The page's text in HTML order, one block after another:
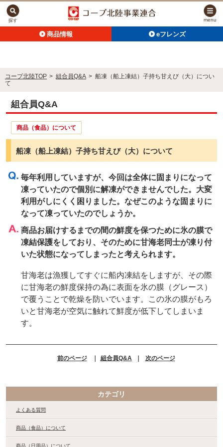
商品情報 eフレンズ
探す menu
コープ北陸TOP > 組合員Q&A > 船凍（船上凍結）子持ち甘えび（大）につい
て
組合員Q&A
商品（食品）について
船凍（船上凍結）子持ち甘えび（大）について
毎年利用していますが、今回は全体に固まりになって
凍っていたので個別に解凍ができませんでした。大変
利用がしにくく困りました。なぜこのような固まりに
なって凍っていたのでしょうか。
商品お届けするまでの間の鮮度を保つために氷の膜で
凍結保護をしており、そのために甘海老同士が凍り付
いた状態になってしまったと考えられます。
甘海老は漁獲してすぐに船内凍結をしますが、その際
に甘海老の鮮度保持の為に表面を氷の膜（グレース）
で覆うことで乾燥を防いでいます。この氷の膜がもろ
いと甘海老が空気に触れて鮮度が低下してしまいま
す。
前のページ ｜ 組合員Q&A ｜ 次のページ
カテゴリ
よくある質問
商品（食品）について
商品（日用品）について